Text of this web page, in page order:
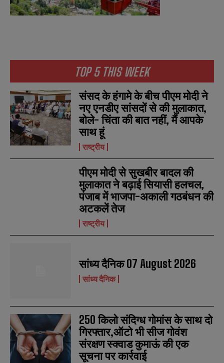
m
e
*
E
m
a
i
l
N
u
SUBMIT
m
e
*
E
m
a
i
l
N
u
SUBMIT
TOP 5 THIS WEEK
संसद के हंगामे के बीच पीएम मोदी ने
नए एनडीए सांसदों से की मुलाकात,
बोले- चिंता की बात नहीं, मैं आपके
साथ हूं
राष्ट्रीय
पीएम मोदी से सुखबीर बादल की
मुलाकात ने बढ़ाई सियासी हलचल,
पंजाब में भाजपा-अकाली गठबंधन की
अटकलें तेज
राष्ट्रीय
सांध्य दैनिक 07 August 2026
सांध्य दैनिक
250 किलो संदिग्ध गोमांस के साथ दो
गिरफ्तार,ऑटो भी सीज गोवंश
संरक्षण स्क्वाड कुमाऊं की एक
सूचना पर कार्रवाई